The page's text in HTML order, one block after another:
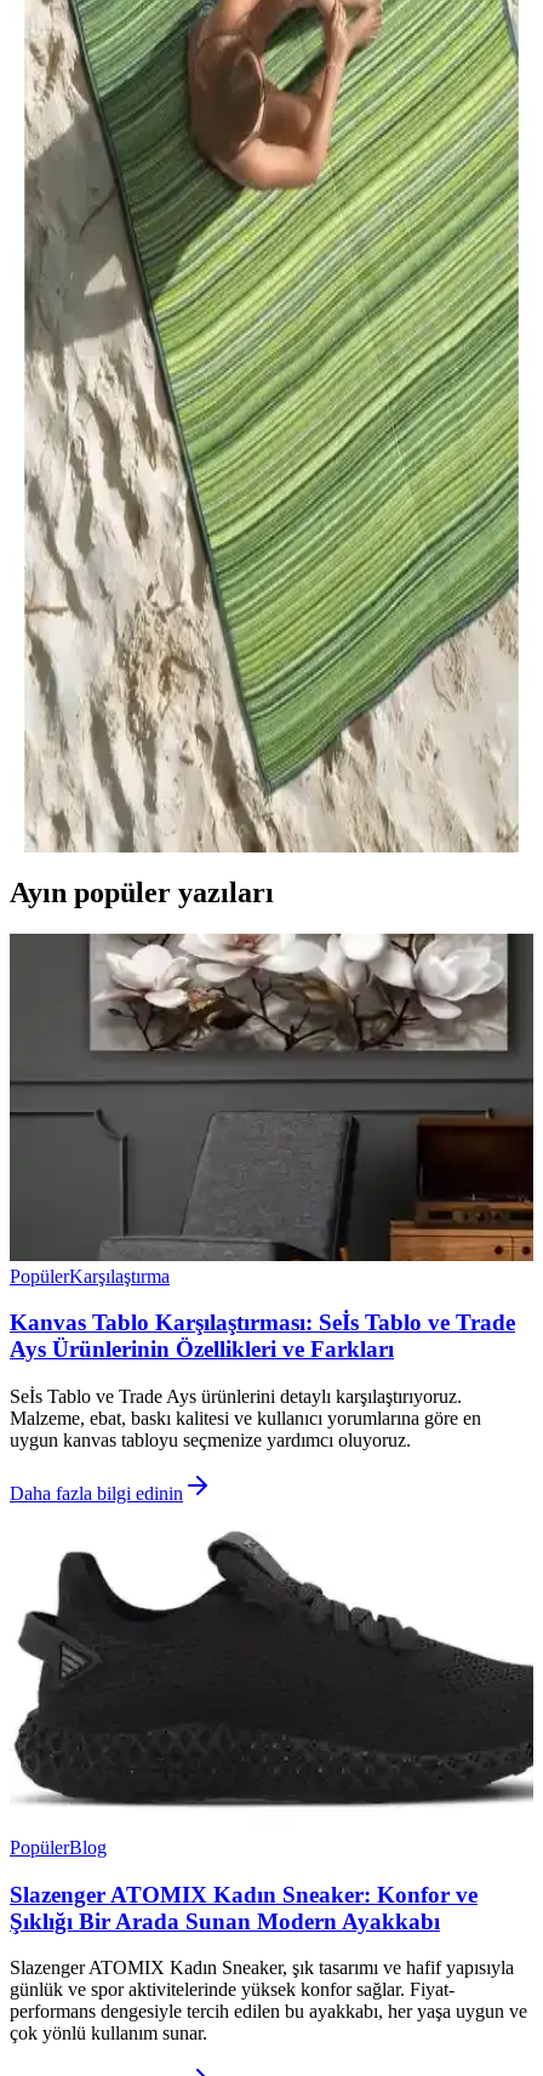
Plastik Piknik Hasırları Karşılaştırması 180x270 ve
180x380 cm Modelleri
İki farklı boyutta plastik piknik hasırını detaylı karşılaştırıyoruz.
Uzun ömür, kullanım alanları ve kullanıcı yorumlarıyla ilgili bilgiler
içerir.
Mandella Zeugma 70x120 Golf Koltuk ve Masa
Takımı: Estetik ve Dayanıklı Dış Mekan Mobilyası
Mandella Zeugma 70x120 Golf Koltuk ve masa takımı, dayanıklı
malzeme ve şık tasarımıyla iç ve dış mekanlarda ideal kullanım
sunar, uzun ömür ve kolay bakım sağlar.
Toru Bahçe Beyaz Pomza 5 Lt ile Akıllı Toprak Torf
50 Lt Karşılaştırması Özellikler ve Kullanım
Bu karşılaştırmada Beyaz Pomza 5 Lt ile Akıllı Toprak Torf 50 Lt
arasındaki gözenekli yapı, su tutma-drenaj dengesi, pH ve içerik
farkları verilerle ele alınır; kullanım alanları ve kullanıcı yorumlarıyla
her iki ürünün avantajları ve sınırlılıkları özetlenir.
Gölge Alanlarda Fonksiyonel ve Estetik Kullanım
Önerileri ile Mekan Planlama
Gölge alanlar, doğru bitki seçimi ve tasarım önerileriyle estetik ve
kullanışlı mekanlara dönüşebilir. Sıcak küvet, dinlenme köşeleri ve
gölge bahçeleri bu alanların potansiyelini artırır.
Konfor Halı Katlanabilir ve Savana 8812: Çok
Amaçlı Plaj ve Piknik Halıları İncelemesi
İki farklı konfor halısı modeli, dayanıklılık, kullanım alanları ve
taşıma kolaylığı açısından detaylı analiz edilerek karşılaştırıldı.
Ürünlerin özellikleri ve kullanıcı deneyimleri özetleniyor.
Ayın popüler yazıları
PopülerKarşılaştırma
Kanvas Tablo Karşılaştırması: Seİs Tablo ve Trade
Ays Ürünlerinin Özellikleri ve Farkları
Seİs Tablo ve Trade Ays ürünlerini detaylı karşılaştırıyoruz.
Malzeme, ebat, baskı kalitesi ve kullanıcı yorumlarına göre en
uygun kanvas tabloyu seçmenize yardımcı oluyoruz.
Daha fazla bilgi edinin
PopülerBlog
Slazenger ATOMIX Kadın Sneaker: Konfor ve
Şıklığı Bir Arada Sunan Modern Ayakkabı
Slazenger ATOMIX Kadın Sneaker, şık tasarımı ve hafif yapısıyla
günlük ve spor aktivitelerinde yüksek konfor sağlar. Fiyat-
performans dengesiyle tercih edilen bu ayakkabı, her yaşa uygun ve
çok yönlü kullanım sunar.